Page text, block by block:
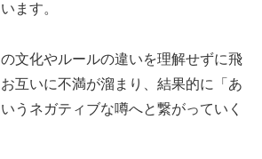
ます。
文化やルールの違いを理解せずに飛
互いに不満が溜まり、結果的に「あ
うネガティブな噂へと繋がっていく